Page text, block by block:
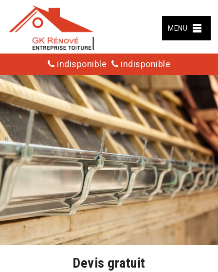
MENU
indisponible indisponible
Devis gratuit